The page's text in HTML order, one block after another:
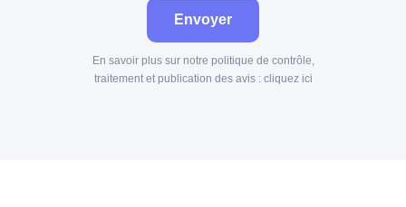
Envoyer
En savoir plus sur notre politique de contrôle,
traitement et publication des avis : cliquez ici